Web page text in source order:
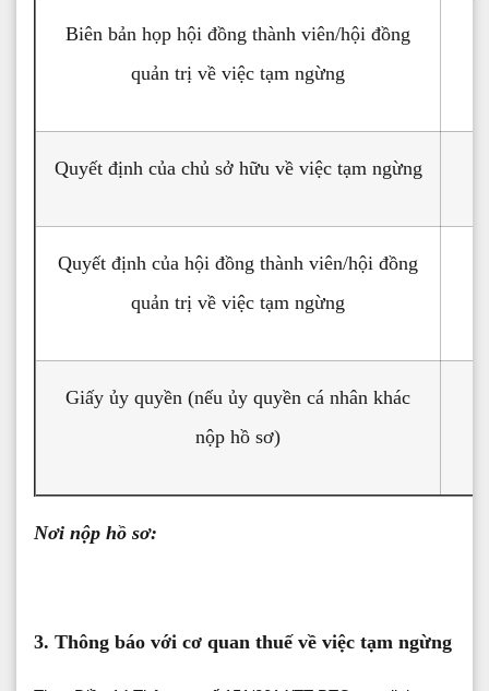
Biên bản họp hội đồng thành viên/hội đồng
quản trị về việc tạm ngừng
Quyết định của chủ sở hữu về việc tạm ngừng
Quyết định của hội đồng thành viên/hội đồng
quản trị về việc tạm ngừng
Giấy ủy quyền (nếu ủy quyền cá nhân khác
nộp hồ sơ)
Nơi nộp hồ sơ:
3. Thông báo với cơ quan thuế về việc tạm ngừng